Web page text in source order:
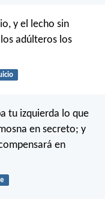
y el lecho sin
adúlteros los
tu izquierda lo que
en secreto; y
en